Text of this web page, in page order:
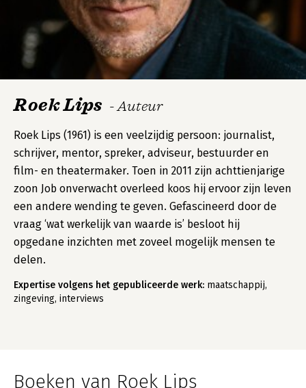
Roek Lips - Auteur
Roek Lips (1961) is een veelzijdig persoon: journalist,
schrijver, mentor, spreker, adviseur, bestuurder en
film- en theatermaker. Toen in 2011 zijn achttienjarige
zoon Job onverwacht overleed koos hij ervoor zijn leven
een andere wending te geven. Gefascineerd door de
vraag ‘wat werkelijk van waarde is’ besloot hij
opgedane inzichten met zoveel mogelijk mensen te
delen.
Expertise volgens het gepubliceerde werk: maatschappij,
zingeving, interviews
Boeken van Roek Lips